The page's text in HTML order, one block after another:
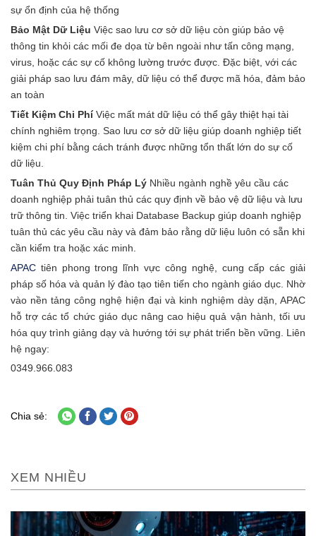
sự ổn định của hệ thống
Bảo Mật Dữ Liệu Việc sao lưu cơ sở dữ liệu còn giúp bảo vệ
thông tin khỏi các mối đe dọa từ bên ngoài như tấn công mạng,
virus, hoặc các sự cố không lường trước được. Đặc biệt, với các
giải pháp sao lưu đám mây, dữ liệu có thể được mã hóa, đảm bảo
an toàn
Tiết Kiệm Chi PhíViệc mất mát dữ liệu có thể gây thiệt hại tài
chính nghiêm trọng. Sao lưu cơ sở dữ liệu giúp doanh nghiệp tiết
kiệm chi phí bằng cách tránh được những tổn thất lớn do sự cố
dữ liệu.
Tuân Thủ Quy Định Pháp Lý Nhiều ngành nghề yêu cầu các
doanh nghiệp phải tuân thủ các quy định về bảo vệ dữ liệu và lưu
trữ thông tin. Việc triển khai Database Backup giúp doanh nghiệp
tuân thủ các yêu cầu này và đảm bảo rằng dữ liệu luôn có sẵn khi
cần kiểm tra hoặc xác minh.
APAC tiên phong trong lĩnh vực công nghệ, cung cấp các giải
pháp số hóa và quản lý đào tạo tiên tiến cho ngành giáo dục. Nhờ
vào nền tảng công nghệ hiện đại và kinh nghiệm dày dặn, APAC
hỗ trợ các tổ chức giáo dục nâng cao hiệu quả vận hành, tối ưu
hóa quy trình giảng dạy và hướng tới sự phát triển bền vững. Liên
hệ ngay:
0349.966.083
Chia sẻ:
XEM NHIỀU